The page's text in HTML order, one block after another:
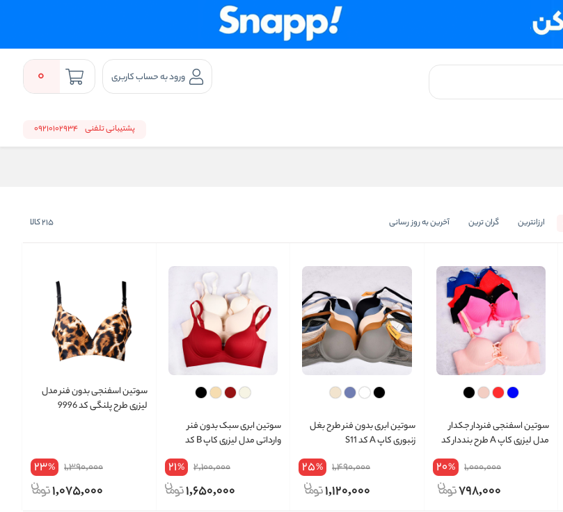
ورود به حساب کاربری 0
پشتیبانی تلفنی 09210102934
ارزانترین گران ترین آخرین به روز رسانی 215کالا
سوتین اسفنجی فنردار جکدار
مدل لیزری کاپ A طرح بنددار کد
1,000,000
20%
798,000
سوتین ابری بدون فنر طرح بغل
زنبوری کاپ A کد S11
1,490,000
25%
1,120,000
سوتین ابری سبک بدون فنر
وارداتی مدل لیزری کاپ B کد
2,100,000
21%
1,650,000
سوتین اسفنجی بدون فنر مدل
لیزری طرح پلنگی کد 9996
1,390,000
23%
1,075,000